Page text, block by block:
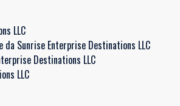
LLC
Sunrise Enterprise Destinations LLC
Destinations LLC
LLC